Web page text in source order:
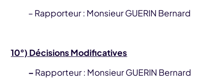
– Rapporteur : Monsieur GUERIN Bernard
10°) Décisions Modificatives
– Rapporteur : Monsieur GUERIN Bernard